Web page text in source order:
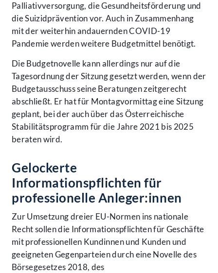
Palliativversorgung, die Gesundheitsförderung und
die Suizidprävention vor. Auch in Zusammenhang
mit der weiterhin andauernden COVID-19
Pandemie werden weitere Budgetmittel benötigt.
Die Budgetnovelle kann allerdings nur auf die
Tagesordnung der Sitzung gesetzt werden, wenn der
Budgetausschuss seine Beratungen zeitgerecht
abschließt. Er hat für Montagvormittag eine Sitzung
geplant, bei der auch über das Österreichische
Stabilitätsprogramm für die Jahre 2021 bis 2025
beraten wird.
Gelockerte
Informationspflichten für
professionelle Anleger:innen
Zur Umsetzung dreier EU-Normen ins nationale
Recht sollen die Informationspflichten für Geschäfte
mit professionellen Kundinnen und Kunden und
geeigneten Gegenparteien durch eine Novelle des
Börsegesetzes 2018, des